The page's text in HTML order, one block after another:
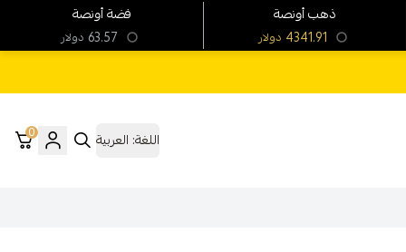
اللغة: العربية 0
فضة أونصة
دولار 63.57
ذهب أونصة
دولار 4341.91